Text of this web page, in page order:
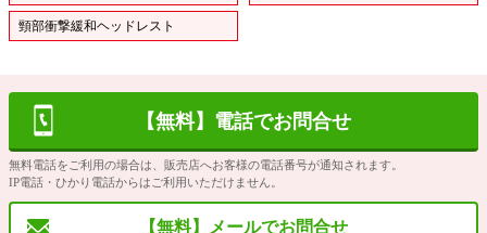
頸部衝撃緩和ヘッドレスト
【無料】電話でお問合せ
無料電話をご利用の場合は、販売店へお客様の電話番号が通知されます。
IP電話・ひかり電話からはご利用いただけません。
【無料】メールでお問合せ